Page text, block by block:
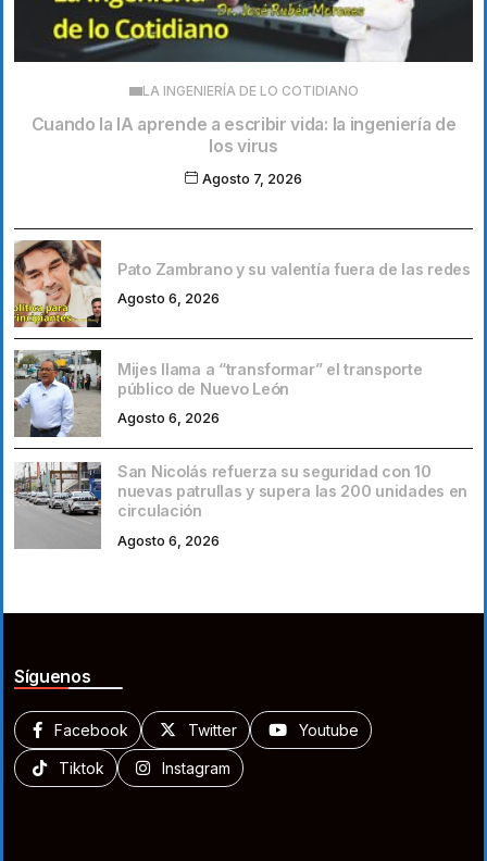
LA INGENIERÍA DE LO COTIDIANO
Cuando la IA aprende a escribir vida: la ingeniería de
los virus
Agosto 7, 2026
Pato Zambrano y su valentía fuera de las redes
Agosto 6, 2026
Mijes llama a “transformar” el transporte
público de Nuevo León
Agosto 6, 2026
San Nicolás refuerza su seguridad con 10
nuevas patrullas y supera las 200 unidades en
circulación
Agosto 6, 2026
Síguenos
Facebook Twitter Youtube
Tiktok Instagram